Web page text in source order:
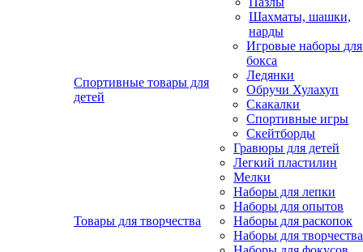
Шахматы, шашки,
нарды
Спортивные товары для
детей
Игровые наборы для
бокса
Ледянки
Обручи Хулахуп
Скакалки
Спортивные игры
Скейтборды
Товары для творчества
Гравюры для детей
Легкий пластилин
Мелки
Наборы для лепки
Наборы для опытов
Наборы для раскопок
Наборы для творчества